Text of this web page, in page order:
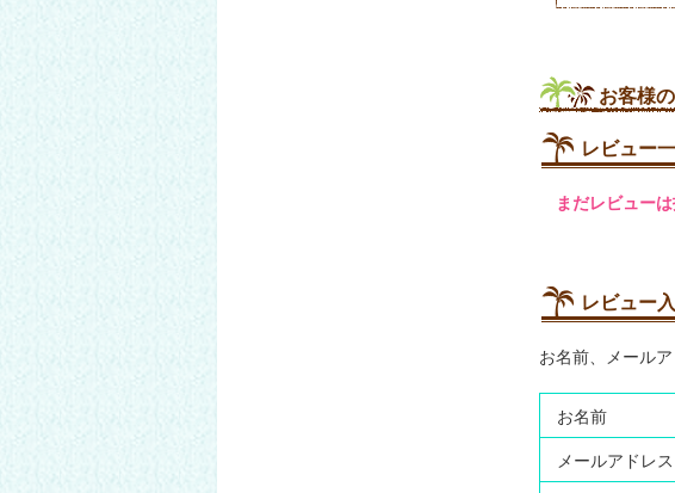
お客様
レビュー
まだレビュー
レビュー
お名前、メール
お名前
メールアドレス